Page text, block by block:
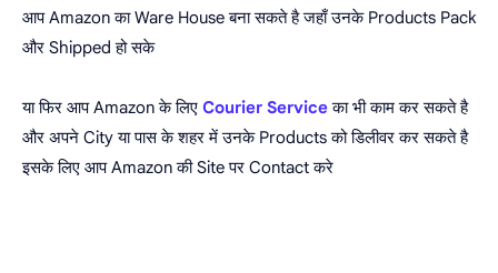
आप Amazon का Ware House बना सकते है जहाँ उनके Products Pack
और Shipped हो सके
या फिर आप Amazon के लिए Courier Serviceका भी काम कर सकते है
और अपने City या पास के शहर में उनके Products को डिलीवर कर सकते है
इसके लिए आप Amazon की Site पर Contact करे